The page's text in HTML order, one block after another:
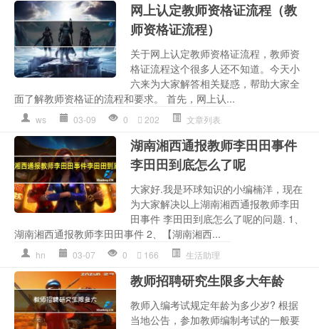
网上认定教师资格证流程（教
师资格证流程）
关于网上认定教师资格证流程，教师资
格证流程这个很多人还不知道。今天小
六来为大家解答相关疑惑，帮助大家全
面了解教师资格证的流程和要求。 首先，网上认...
ws 03-09 0 202 文章列表
湖南湘西通报教师李田田事件
李田田到底怎么了呢
大家好.我是环球知识的小编楠洋，现在
为大家解决以上湖南湘西通报教师李田
田事件 李田田到底怎么了呢的问题. 1、
湖南湘西通报教师李田田事件 2、【湖南湘西...
hn 03-07 0 166 生活助理
教师招聘研究生限多大年龄
教师入编考试规定年龄为多少岁? 根据
当地公告，参加教师编制考试的一般要